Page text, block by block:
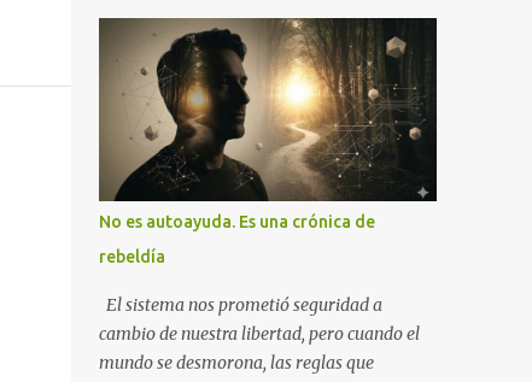
No es autoayuda. Es una crónica de
rebeldía
El sistema nos prometió seguridad a
cambio de nuestra libertad, pero cuando el
mundo se desmorona, las reglas que